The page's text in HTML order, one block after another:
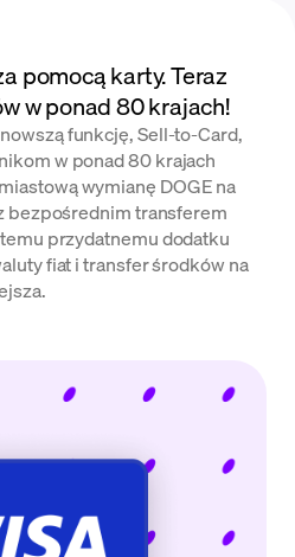
pomocą karty. Teraz
w ponad 80 krajach!
funkcję, Sell-to-Card,
w ponad 80 krajach
wymianę DOGE na
bezpośrednim transferem
przydatnemu dodatku
fiat i transfer środków na